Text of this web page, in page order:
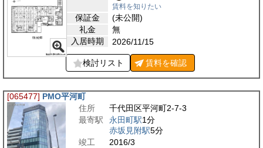
賃料を知りたい
保証金
(未公開)
礼金
無
入居時期
2026/11/15
検討リスト 賃料を確認
[065477] PMO平河町
住所
千代田区平河町2-7-3
最寄駅
永田町駅1分
赤坂見附駅5分
竣工
2016/3